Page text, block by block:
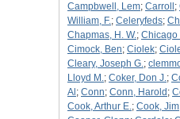
Campbwell, Lem; Carroll ;
William, F.; Celeryfeds;
Chapmas, H. W.; Chicago
Cimock, Ben; Ciolek;
Cleary, Joseph G.;
Lloyd M.; Coker, Don J.;
Al ; Conn; Conn, Harold ;
Cook, Arthur E.; Cook, Jim